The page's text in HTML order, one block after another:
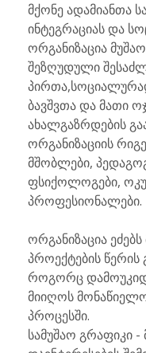
მქონე ადამიანთა
ინტეგრაციას და
ორგანიზაცია
შეზღუდული
ბავშვთა და მათი
ახალგაზრდების
ორგანიზაციის
მშობლები,
ფსიქოლოგები,
პროფესიონალები.
ორგანიზაცია
პროექტების
როგორც
მიიღოს
პროცესში.
სამუშაო გრაფიკი